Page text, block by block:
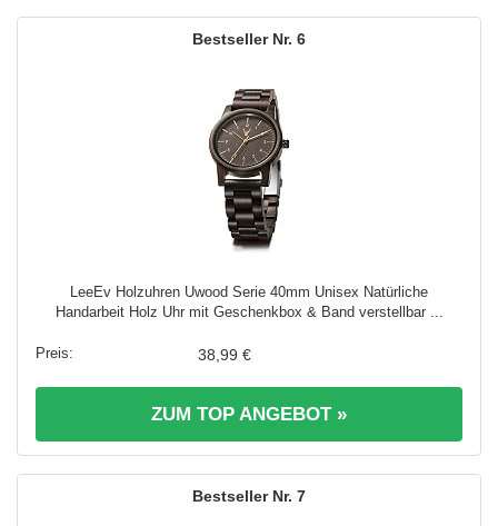
6
LeeEv Holzuhren Uwood Serie 40mm Unisex Natürliche
Handarbeit Holz Uhr mit Geschenkbox & Band verstellbar ...
38,99 €
ZUM TOP ANGEBOT »
7